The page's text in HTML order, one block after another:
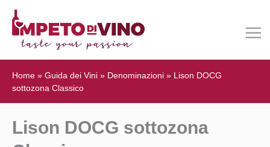
Home » Guida dei Vini » Denominazioni » Lison DOCG
sottozona Classico
Lison DOCG sottozona